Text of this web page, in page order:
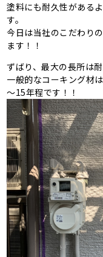
塗料にも耐久性がある
す。
今日は当社のこだわり
ます！！
ずばり、最大の長所は耐
一般的なコーキング材
～15年程です！！